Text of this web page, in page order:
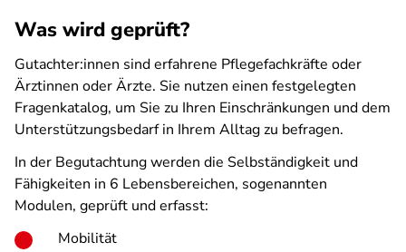
Was wird geprüft?
Gutachter:innen sind erfahrene Pflegefachkräfte oder
Ärztinnen oder Ärzte. Sie nutzen einen festgelegten
Fragenkatalog, um Sie zu Ihren Einschränkungen und dem
Unterstützungsbedarf in Ihrem Alltag zu befragen.
In der Begutachtung werden die Selbständigkeit und
Fähigkeiten in 6 Lebensbereichen, sogenannten
Modulen, geprüft und erfasst:
Mobilität